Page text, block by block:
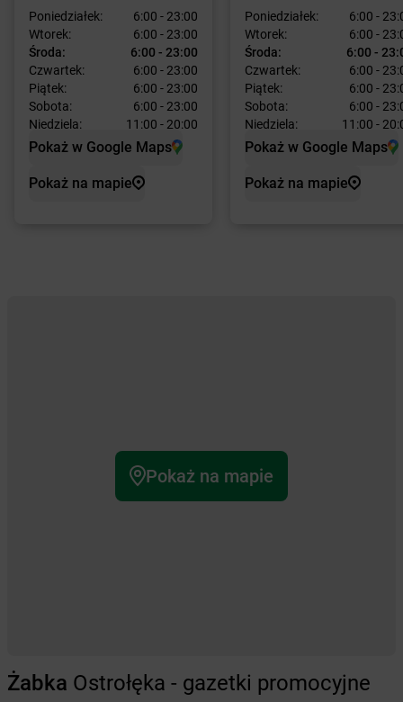
Poniedziałek:
6:00 - 23:00
Wtorek:
6:00 - 23:00
Środa:
6:00 - 23:00
Czwartek:
6:00 - 23:00
Piątek:
6:00 - 23:00
Sobota:
6:00 - 23:00
Niedziela:
11:00 - 20:00
Pokaż w Google Maps
Pokaż na mapie
Poniedziałek:
6:00 -
Wtorek:
6:00 -
Środa:
6:00 -
Czwartek:
6:00 -
Piątek:
6:00 -
Sobota:
6:00 -
Niedziela:
11:00 -
Pokaż w Google Maps
Pokaż na mapie
Pokaż na mapie
Żabka Ostrołęka - gazetki promocyjne